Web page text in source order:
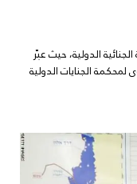
الدولية، حيث عبّر
الجنايات الدولية